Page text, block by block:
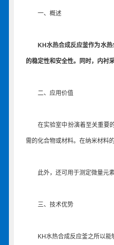
一、概述
KH水热合成反应釜作为水热
的稳定性和安全性。同时，内衬
二、应用价值
在实验室中扮演着至关重要的
需的化合物或材料。在纳米材料
此外，还可用于测定微量元素
三、技术优势
KH水热合成反应釜之所以能够